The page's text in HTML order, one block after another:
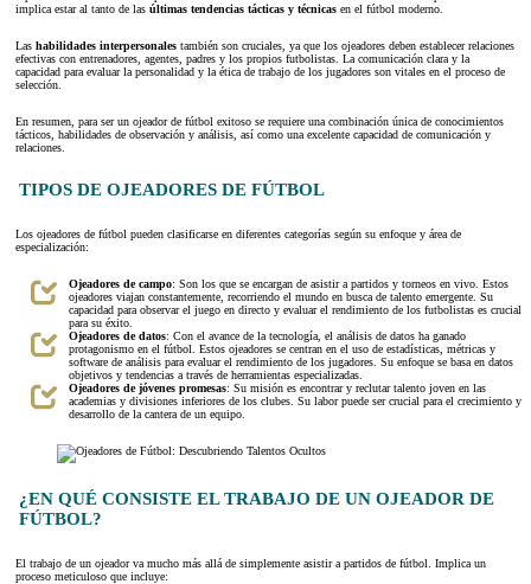
implica estar al tanto de las últimas tendencias tácticas y técnicas en el fútbol moderno.
Las habilidades interpersonales también son cruciales, ya que los ojeadores deben establecer relaciones
efectivas con entrenadores, agentes, padres y los propios futbolistas. La comunicación clara y la
capacidad para evaluar la personalidad y la ética de trabajo de los jugadores son vitales en el proceso de
selección.
En resumen, para ser un ojeador de fútbol exitoso se requiere una combinación única de conocimientos
tácticos, habilidades de observación y análisis, así como una excelente capacidad de comunicación y
relaciones.
TIPOS DE OJEADORES DE FÚTBOL
Los ojeadores de fútbol pueden clasificarse en diferentes categorías según su enfoque y área de
especialización:
Ojeadores de campo: Son los que se encargan de asistir a partidos y torneos en vivo. Estos
ojeadores viajan constantemente, recorriendo el mundo en busca de talento emergente. Su
capacidad para observar el juego en directo y evaluar el rendimiento de los futbolistas es crucial
para su éxito.
Ojeadores de datos: Con el avance de la tecnología, el análisis de datos ha ganado
protagonismo en el fútbol. Estos ojeadores se centran en el uso de estadísticas, métricas y
software de análisis para evaluar el rendimiento de los jugadores. Su enfoque se basa en datos
objetivos y tendencias a través de herramientas especializadas.
Ojeadores de jóvenes promesas: Su misión es encontrar y reclutar talento joven en las
academias y divisiones inferiores de los clubes. Su labor puede ser crucial para el crecimiento y
desarrollo de la cantera de un equipo.
¿EN QUÉ CONSISTE EL TRABAJO DE UN OJEADOR DE
FÚTBOL?
El trabajo de un ojeador va mucho más allá de simplemente asistir a partidos de fútbol. Implica un
proceso meticuloso que incluye: